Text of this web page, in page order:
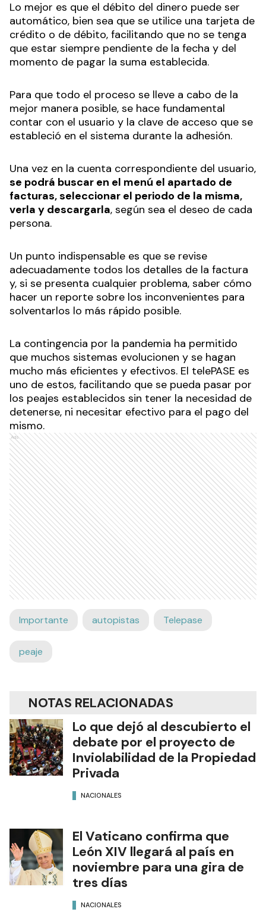
Lo mejor es que el débito del dinero puede ser
automático, bien sea que se utilice una tarjeta de
crédito o de débito, facilitando que no se tenga
que estar siempre pendiente de la fecha y del
momento de pagar la suma establecida.
Para que todo el proceso se lleve a cabo de la
mejor manera posible, se hace fundamental
contar con el usuario y la clave de acceso que se
estableció en el sistema durante la adhesión.
Una vez en la cuenta correspondiente del usuario,
se podrá buscar en el menú el apartado de
facturas, seleccionar el periodo de la misma,
verla y descargarla, según sea el deseo de cada
persona.
Un punto indispensable es que se revise
adecuadamente todos los detalles de la factura
y, si se presenta cualquier problema, saber cómo
hacer un reporte sobre los inconvenientes para
solventarlos lo más rápido posible.
La contingencia por la pandemia ha permitido
que muchos sistemas evolucionen y se hagan
mucho más eficientes y efectivos. El telePASE es
uno de estos, facilitando que se pueda pasar por
los peajes establecidos sin tener la necesidad de
detenerse, ni necesitar efectivo para el pago del
mismo.
Ads
Importante autopistas Telepase
peaje
NOTAS RELACIONADAS
Lo que dejó al descubierto el
debate por el proyecto de
Inviolabilidad de la Propiedad
Privada
NACIONALES
El Vaticano confirma que
León XIV llegará al país en
noviembre para una gira de
tres días
NACIONALES